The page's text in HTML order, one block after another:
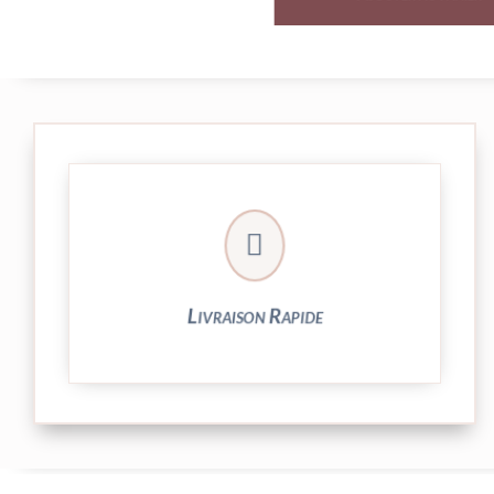

Livraison Rapide
Votre commande est expédiée sous 24/48h
et livrée par Colissimo.